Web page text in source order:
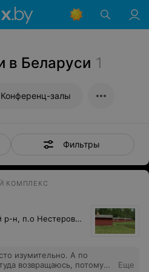
в Беларуси 1
Конференц-залы
Фильтры
КОМПЛЕКС
Минская обл., Столбцовский р-н, п.о Нестеровичи
А по
возвращаюсь, потому
Еще